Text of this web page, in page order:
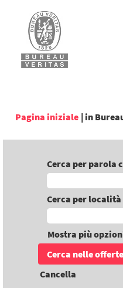
Pagina iniziale | in
Cerca per parola
Cerca per località
Mostra più
Cancella